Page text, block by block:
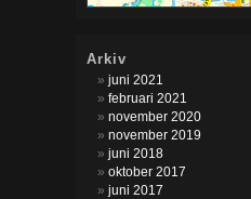
Arkiv
juni 2021
februari 2021
november 2020
november 2019
juni 2018
oktober 2017
juni 2017